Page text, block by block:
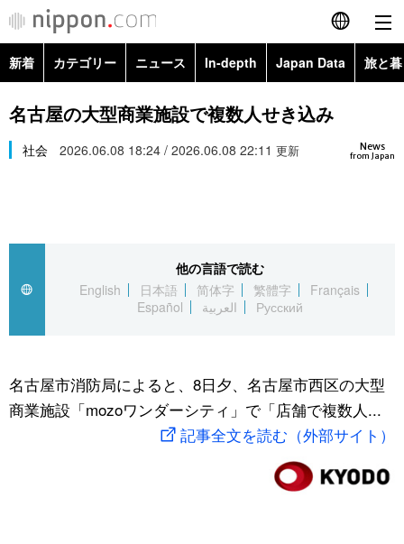
English
简体字
繁體字
العربية
社会
旅と暮らし
新着 カテゴリー ニュース In-depth Japan Data 旅と
政治・外交
経済・ビジネス
社会
文化
科学・技術
暮らし
Images
お知らせ
名古屋の大型商業施設で複数人せき込み
News
from Japan
社会 2026.06.08 18:24 / 2026.06.08 22:11 更新
他の言語で読む
English
日本語 简体字 繁體字
Français
Español
العربية Русский
名古屋市消防局によると、8日夕、名古屋市西区の大型
商業施設「mozoワンダーシティ」で「店舗で複数人...
記事全文を読む（外部サイト）